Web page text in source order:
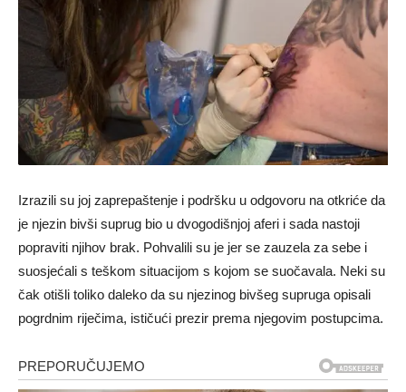
Izrazili su joj zaprepaštenje i podršku u odgovoru na otkriće da
je njezin bivši suprug bio u dvogodišnjoj aferi i sada nastoji
popraviti njihov brak. Pohvalili su je jer se zauzela za sebe i
suosjećali s teškom situacijom s kojom se suočavala. Neki su
čak otišli toliko daleko da su njezinog bivšeg supruga opisali
pogrdnim riječima, ističući prezir prema njegovim postupcima.